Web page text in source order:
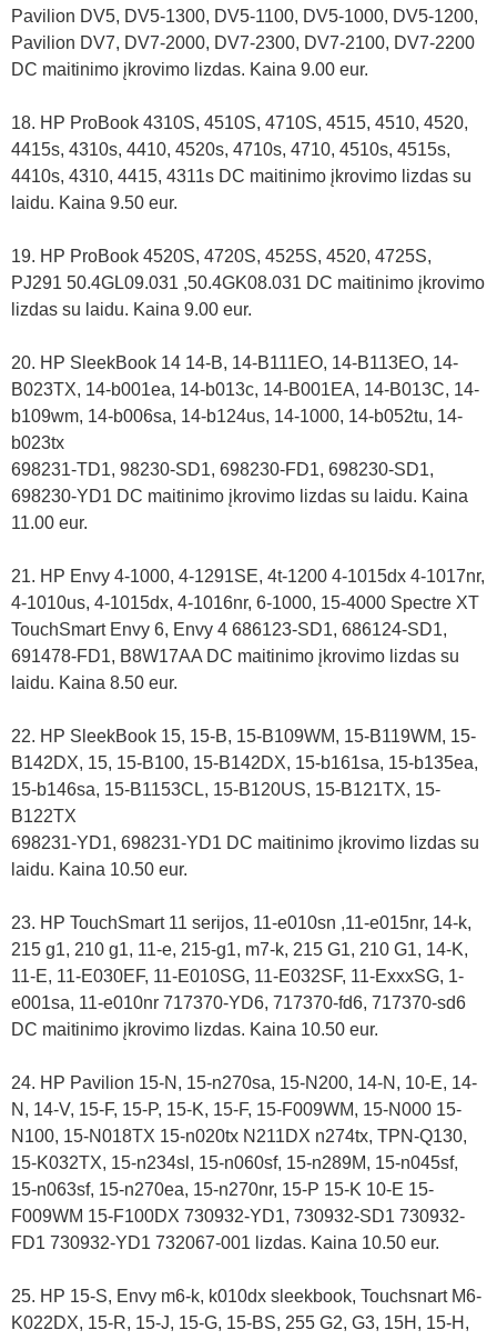
Pavilion DV5, DV5-1300, DV5-1100, DV5-1000, DV5-1200,
Pavilion DV7, DV7-2000, DV7-2300, DV7-2100, DV7-2200
DC maitinimo įkrovimo lizdas. Kaina 9.00 eur.
18. HP ProBook 4310S, 4510S, 4710S, 4515, 4510, 4520,
4415s, 4310s, 4410, 4520s, 4710s, 4710, 4510s, 4515s,
4410s, 4310, 4415, 4311s DC maitinimo įkrovimo lizdas su
laidu. Kaina 9.50 eur.
19. HP ProBook 4520S, 4720S, 4525S, 4520, 4725S,
PJ291 50.4GL09.031 ,50.4GK08.031 DC maitinimo įkrovimo
lizdas su laidu. Kaina 9.00 eur.
20. HP SleekBook 14 14-B, 14-B111EO, 14-B113EO, 14-
B023TX, 14-b001ea, 14-b013c, 14-B001EA, 14-B013C, 14-
b109wm, 14-b006sa, 14-b124us, 14-1000, 14-b052tu, 14-
b023tx
698231-TD1, 98230-SD1, 698230-FD1, 698230-SD1,
698230-YD1 DC maitinimo įkrovimo lizdas su laidu. Kaina
11.00 eur.
21. HP Envy 4-1000, 4-1291SE, 4t-1200 4-1015dx 4-1017nr,
4-1010us, 4-1015dx, 4-1016nr, 6-1000, 15-4000 Spectre XT
TouchSmart Envy 6, Envy 4 686123-SD1, 686124-SD1,
691478-FD1, B8W17AA DC maitinimo įkrovimo lizdas su
laidu. Kaina 8.50 eur.
22. HP SleekBook 15, 15-B, 15-B109WM, 15-B119WM, 15-
B142DX, 15, 15-B100, 15-B142DX, 15-b161sa, 15-b135ea,
15-b146sa, 15-B1153CL, 15-B120US, 15-B121TX, 15-
B122TX
698231-YD1, 698231-YD1 DC maitinimo įkrovimo lizdas su
laidu. Kaina 10.50 eur.
23. HP TouchSmart 11 serijos, 11-e010sn ,11-e015nr, 14-k,
215 g1, 210 g1, 11-e, 215-g1, m7-k, 215 G1, 210 G1, 14-K,
11-E, 11-E030EF, 11-E010SG, 11-E032SF, 11-ExxxSG, 1-
e001sa, 11-e010nr 717370-YD6, 717370-fd6, 717370-sd6
DC maitinimo įkrovimo lizdas. Kaina 10.50 eur.
24. HP Pavilion 15-N, 15-n270sa, 15-N200, 14-N, 10-E, 14-
N, 14-V, 15-F, 15-P, 15-K, 15-F, 15-F009WM, 15-N000 15-
N100, 15-N018TX 15-n020tx N211DX n274tx, TPN-Q130,
15-K032TX, 15-n234sl, 15-n060sf, 15-n289M, 15-n045sf,
15-n063sf, 15-n270ea, 15-n270nr, 15-P 15-K 10-E 15-
F009WM 15-F100DX 730932-YD1, 730932-SD1 730932-
FD1 730932-YD1 732067-001 lizdas. Kaina 10.50 eur.
25. HP 15-S, Envy m6-k, k010dx sleekbook, Touchsnart M6-
K022DX, 15-R, 15-J, 15-G, 15-BS, 255 G2, G3, 15H, 15-H,